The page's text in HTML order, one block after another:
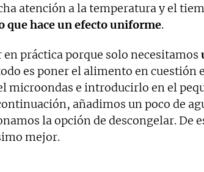
atención a la temperatura y el
que hace un efecto uniforme.
en práctica porque solo necesitamos
es poner el alimento en cuestión
microondas e introducirlo en el
añadimos un poco de
la opción de descongelar. De
mejor.